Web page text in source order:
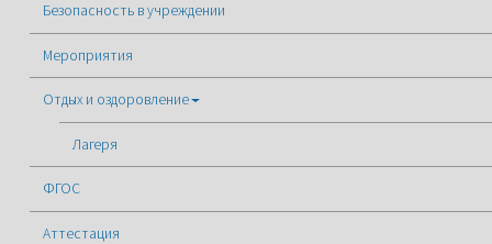
Безопасность в учреждении
Мероприятия
Отдых и оздоровление
Лагеря
ФГОС
Аттестация